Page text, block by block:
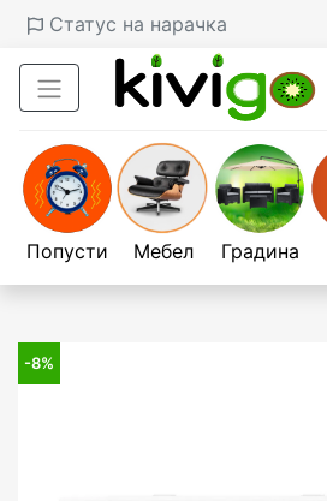
Статус на нарачка
Попусти Мебел Градина
-8%